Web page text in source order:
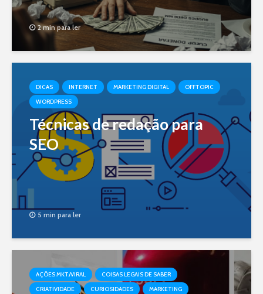
2 min para ler
DICAS INTERNET MARKETING DIGITAL
OFFTOPIC
WORDPRESS
Técnicas de redação para
SEO
5 min para ler
AÇÕES MKT/VIRAL
COISAS LEGAIS DE SABER
CRIATIVIDADE
CURIOSIDADES
MARKETING